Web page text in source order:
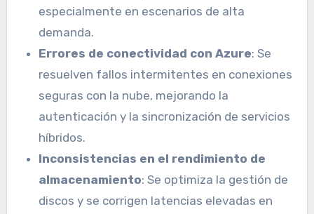
especialmente en escenarios de alta
demanda.
Errores de conectividad con Azure: Se
resuelven fallos intermitentes en conexiones
seguras con la nube, mejorando la
autenticación y la sincronización de servicios
híbridos.
Inconsistencias en el rendimiento de
almacenamiento: Se optimiza la gestión de
discos y se corrigen latencias elevadas en